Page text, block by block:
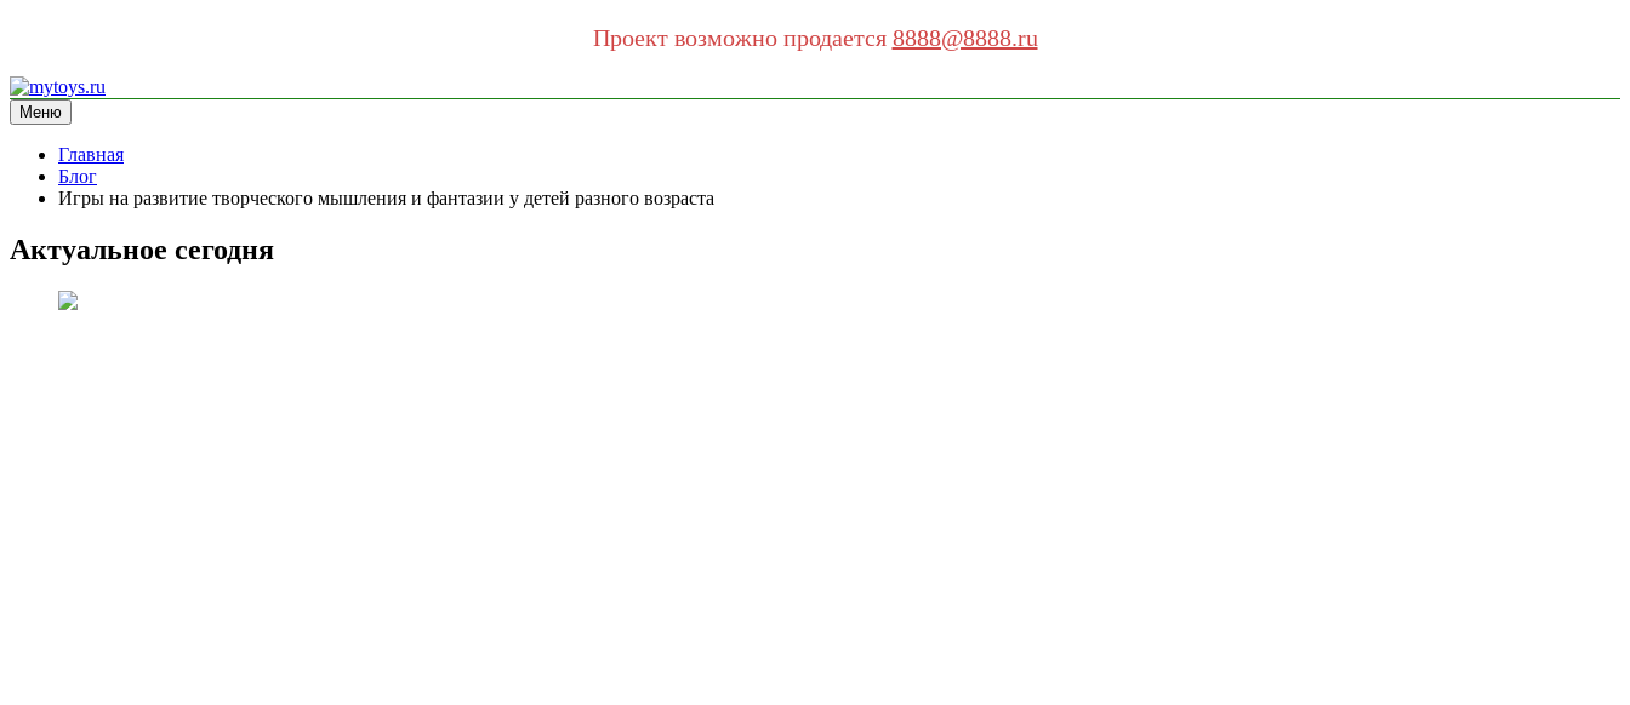
Проект возможно продается 8888@8888.ru
Перейти
к
содержимому
mytoys.ru
информационный сайт
Меню
Главная
Блог
Игры на развитие творческого мышления и фантазии у детей разного возраста
Актуальное сегодня